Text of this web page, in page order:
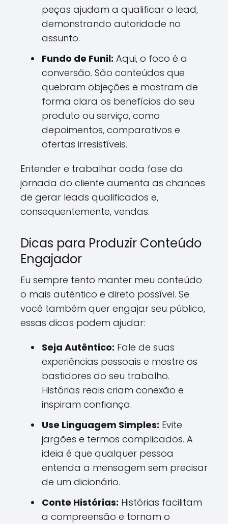
peças ajudam a qualificar o lead,
demonstrando autoridade no
assunto.
Fundo de Funil: Aqui, o foco é a
conversão. São conteúdos que
quebram objeções e mostram de
forma clara os benefícios do seu
produto ou serviço, como
depoimentos, comparativos e
ofertas irresistíveis.
Entender e trabalhar cada fase da
jornada do cliente aumenta as chances
de gerar leads qualificados e,
consequentemente, vendas.
Dicas para Produzir Conteúdo
Engajador
Eu sempre tento manter meu conteúdo
o mais autêntico e direto possível. Se
você também quer engajar seu público,
essas dicas podem ajudar:
Seja Autêntico: Fale de suas
experiências pessoais e mostre os
bastidores do seu trabalho.
Histórias reais criam conexão e
inspiram confiança.
Use Linguagem Simples: Evite
jargões e termos complicados. A
ideia é que qualquer pessoa
entenda a mensagem sem precisar
de um dicionário.
Conte Histórias: Histórias facilitam
a compreensão e tornam o